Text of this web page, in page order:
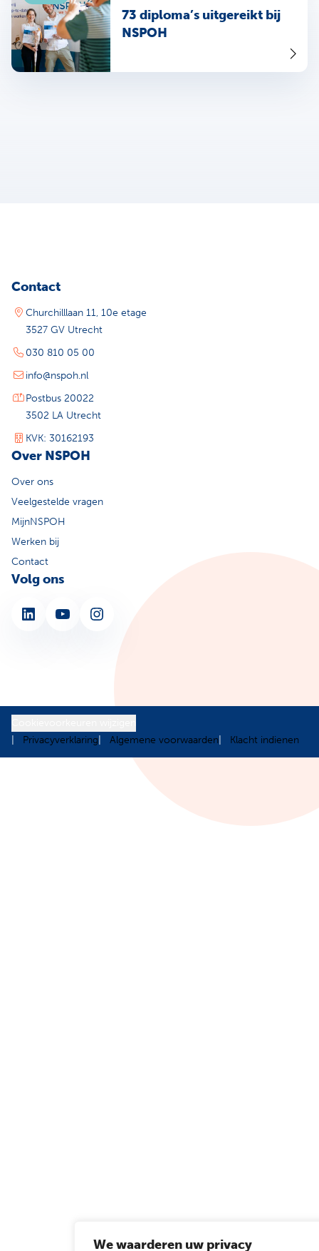
We waarderen uw privacy
73 diploma’s uitgereikt bij
NSPOH
Contact
Churchilllaan 11, 10e etage
3527 GV Utrecht
030 810 05 00
info@nspoh.nl
Postbus 20022
3502 LA Utrecht
KVK: 30162193
Over NSPOH
Over ons
Veelgestelde vragen
MijnNSPOH
Werken bij
Contact
Volg ons
LinkedIn YouTube Instagram
Privacyverklaring
Algemene voorwaarden Klacht indienen